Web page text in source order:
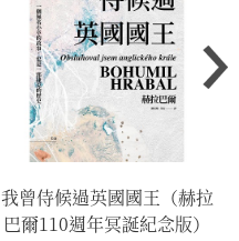
我曾侍候過英國國王（赫拉
巴爾110週年冥誕紀念版）